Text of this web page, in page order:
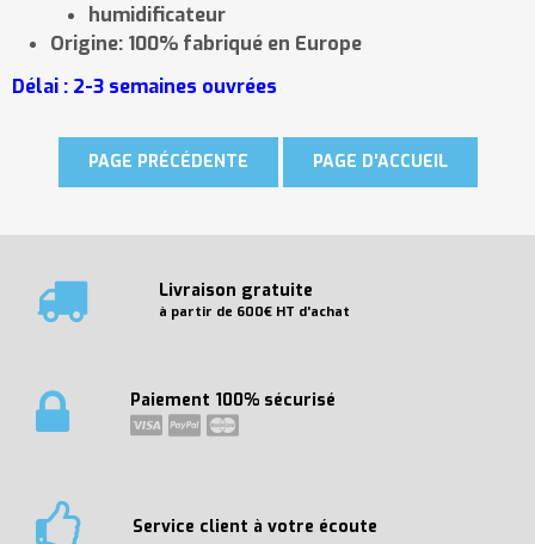
humidificateur
Origine: 100% fabriqué en Europe
Délai : 2-3 semaines ouvrées
Livraison gratuite
à partir de 600€ HT d'achat
Paiement 100% sécurisé
Service client à votre écoute